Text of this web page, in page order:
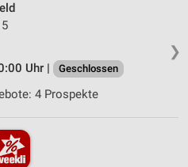
❯
Uhr |
Geschlossen
4 Prospekte